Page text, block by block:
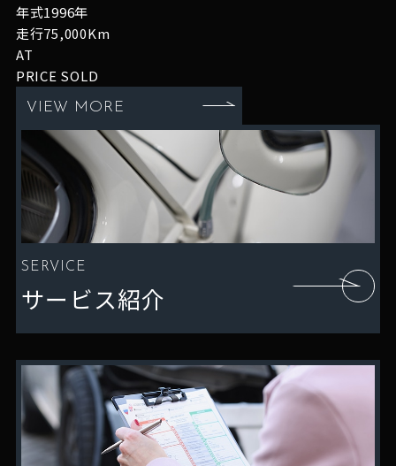
年式1996年
走行75,000Km
AT
PRICE SOLD
VIEW MORE
SERVICE
サービス紹介